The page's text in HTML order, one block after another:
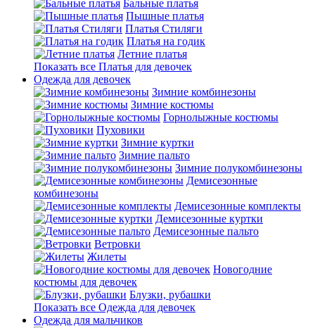
Бальные платья
Пышные платья
Платья Стиляги
Платья на годик
Летние платья
Показать все Платья для девочек
Одежда для девочек
Зимние комбинезоны
Зимние костюмы
Горнолыжные костюмы
Пуховики
Зимние куртки
Зимние пальто
Зимние полукомбинезоны
Демисезонные
комбинезоны
Демисезонные комплекты
Демисезонные куртки
Демисезонные пальто
Ветровки
Жилеты
Новогодние
костюмы для девочек
Блузки, рубашки
Показать все Одежда для девочек
Одежда для мальчиков